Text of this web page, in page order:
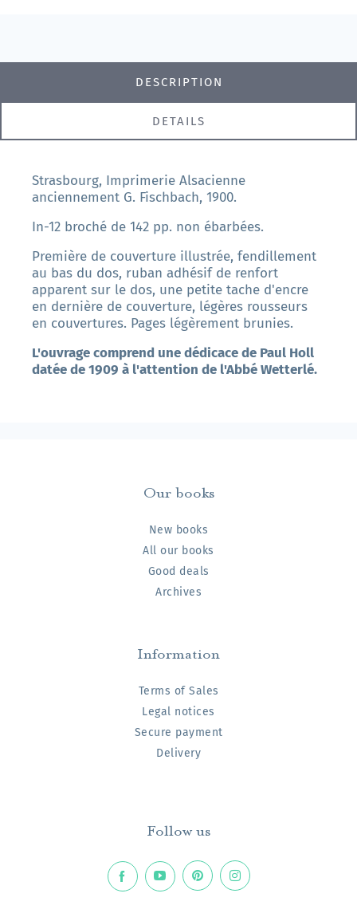
DESCRIPTION
DETAILS
Strasbourg, Imprimerie Alsacienne
anciennement G. Fischbach, 1900.
In-12 broché de 142 pp. non ébarbées.
Première de couverture illustrée, fendillement
au bas du dos, ruban adhésif de renfort
apparent sur le dos, une petite tache d'encre
en dernière de couverture, légères rousseurs
en couvertures. Pages légèrement brunies.
L'ouvrage comprend une dédicace de Paul Holl
datée de 1909 à l'attention de l'Abbé Wetterlé.
Our books
New books
All our books
Good deals
Archives
Information
Terms of Sales
Legal notices
Secure payment
Delivery
Follow us